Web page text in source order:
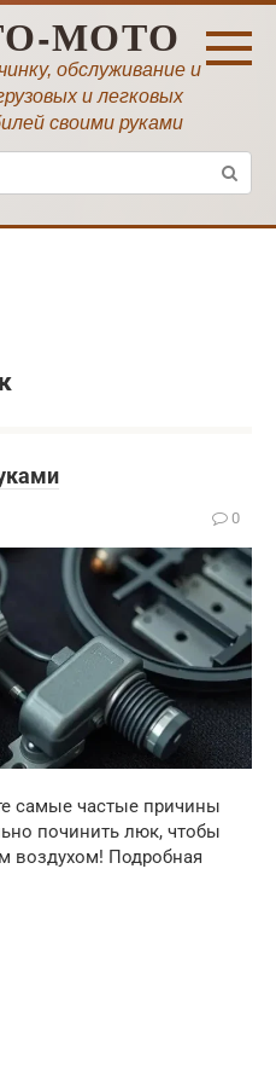
МОТО
обслуживание и
и легковых
своими руками
0
самые частые причины
починить люк, чтобы
воздухом! Подробная